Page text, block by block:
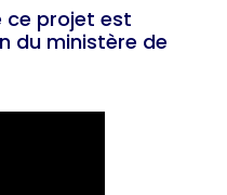
ce projet est
du ministère de